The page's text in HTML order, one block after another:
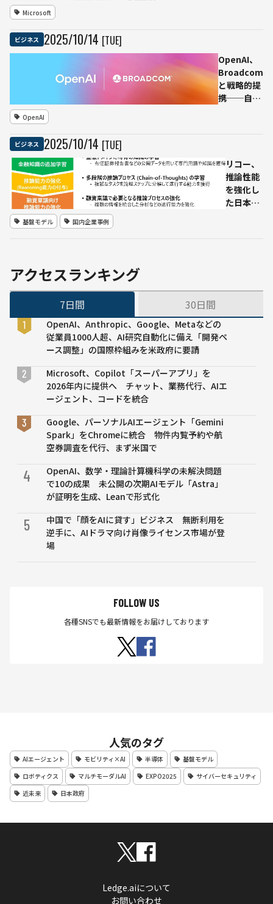
高速生成を
両立
Microsoft
ビジネス 2025/10/14 [TUE]
OpenAI、
Broadcom
と戦略的提
携──自社
へ
OpenAI
ビジネス 2025/10/14 [TUE]
リコー、
推論性能
を強化し
た日本語
特化
基盤モデル 国内企業事例
アクセスランキング
7日間 30日間
OpenAI、Anthropic、Google、Metaなどの
従業員1000人超、AI研究自動化に備え「開発ペ
ース調整」の国際枠組みを米政府に要請
Microsoft、Copilot「スーパーアプリ」を
2026年内に提供へ チャット、業務代行、AIエ
ージェント、コードを統合
Google、パーソナルAIエージェント「Gemini
Spark」をChromeに統合 物件内覧予約や航
空券調査を代行、まず米国で
4
OpenAI、数学・理論計算機科学の未解決問題
で10の成果 未公開の次期AIモデル「Astra」
が証明を生成、Leanで形式化
5
中国で「顔をAIに貸す」ビジネス 無断利用を
逆手に、AIドラマ向け肖像ライセンス市場が登
場
FOLLOW US
各種SNSでも最新情報をお届けしております
人気のタグ
AIエージェント モビリティ×AI 半導体
基盤モデル
ロボティクス
マルチモーダルAI EXPO2025
サイバーセキュリティ
近未来
日本政府
Ledge.aiについて
お問い合わせ